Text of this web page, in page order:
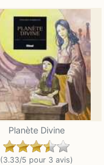
Planète Divine
(3.33/5 pour 3 avis)